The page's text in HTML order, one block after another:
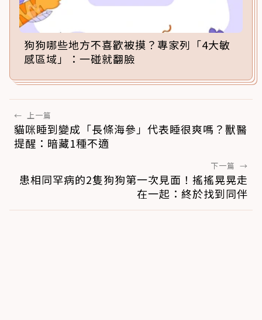
狗狗哪些地方不喜歡被摸？專家列「4大敏
感區域」：一碰就翻臉
← 上一篇
貓咪睡到變成「長條海參」代表睡很爽嗎？獸醫
提醒：暗藏1種不適
下一篇 →
患相同罕病的2隻狗狗第一次見面！搖搖晃晃走
在一起：終於找到同伴